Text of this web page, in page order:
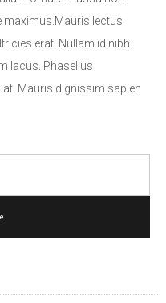
maximus.Mauris lectus
erat. Nullam id nibh
lacus. Phasellus
Mauris dignissim sapien